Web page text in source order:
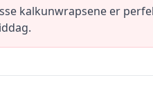
kalkunwrapsene er